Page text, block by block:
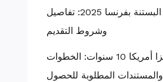
البستنة بفرنسا 2025: تفاصيل
وشروط التقديم
فيزا أمريكا 10 سنوات: الخطوات
والمستندات المطلوبة للحصول